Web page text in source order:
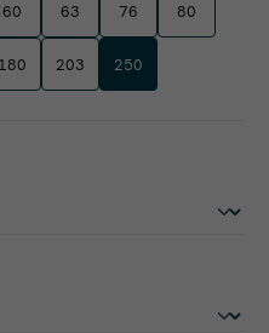
60 63 76 80
203 250